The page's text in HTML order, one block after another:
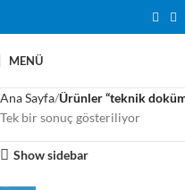
MENÜ
Ana Sayfa Ürünler “teknik
Tek bir sonuç gösteriliyor
Show sidebar